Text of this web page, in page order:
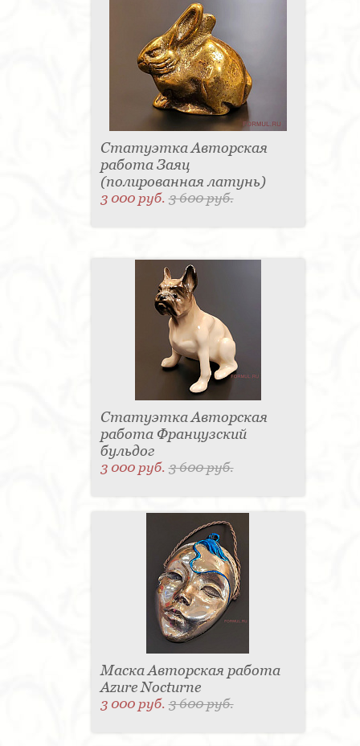
Статуэтка Авторская
работа Заяц
(полированная латунь)
3 000 руб.3 600 руб.
Статуэтка Авторская
работа Французский
бульдог
3 000 руб.3 600 руб.
Маска Авторская работа
Azure Nocturne
3 000 руб.3 600 руб.